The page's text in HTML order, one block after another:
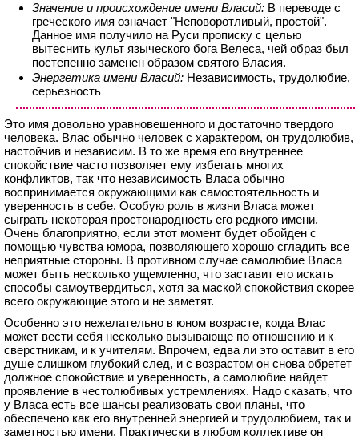
Значение и происхождение имени Власий: В переводе с
греческого имя означает "Неповоротливый, простой".
Данное имя получило на Руси прописку с целью
вытеснить культ языческого бога Велеса, чей образ был
постепенно заменен образом святого Власия.
Энергетика имени Власий: Независимость, трудолюбие,
серьезность
Это имя довольно уравновешенного и достаточно твердого
человека. Влас обычно человек с характером, он трудолюбив,
настойчив и независим. В то же время его внутреннее
спокойствие часто позволяет ему избегать многих
конфликтов, так что независимость Власа обычно
воспринимается окружающими как самостоятельность и
уверенность в себе. Особую роль в жизни Власа может
сыграть некоторая простонародность его редкого имени.
Очень благоприятно, если этот момент будет обойден с
помощью чувства юмора, позволяющего хорошо сгладить все
неприятные стороны. В противном случае самолюбие Власа
может быть несколько ущемленно, что заставит его искать
способы самоутвердиться, хотя за маской спокойствия скорее
всего окружающие этого и не заметят.
Особенно это нежелательно в юном возрасте, когда Влас
может вести себя несколько вызывающе по отношению и к
сверстникам, и к учителям. Впрочем, едва ли это оставит в его
душе слишком глубокий след, и с возрастом он снова обретет
должное спокойствие и уверенность, а самолюбие найдет
проявление в честолюбивых устремлениях. Надо сказать, что
у Власа есть все шансы реализовать свои планы, что
обеспечено как его внутренней энергией и трудолюбием, так и
заметностью имени. Практически в любом коллективе он